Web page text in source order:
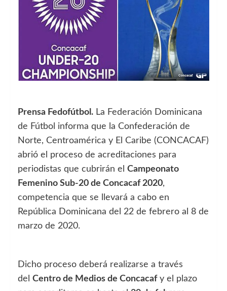
Prensa Fedofútbol. La Federación Dominicana
de Fútbol informa que la Confederación de
Norte, Centroamérica y El Caribe (CONCACAF)
abrió el proceso de acreditaciones para
periodistas que cubrirán el Campeonato
Femenino Sub-20 de Concacaf 2020,
competencia que se llevará a cabo en
República Dominicana del 22 de febrero al 8 de
marzo de 2020.
Dicho proceso deberá realizarse a través
del Centro de Medios de Concacafy el plazo